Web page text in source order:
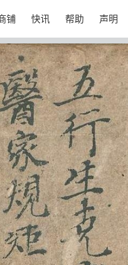
铺 快讯 帮助 声明